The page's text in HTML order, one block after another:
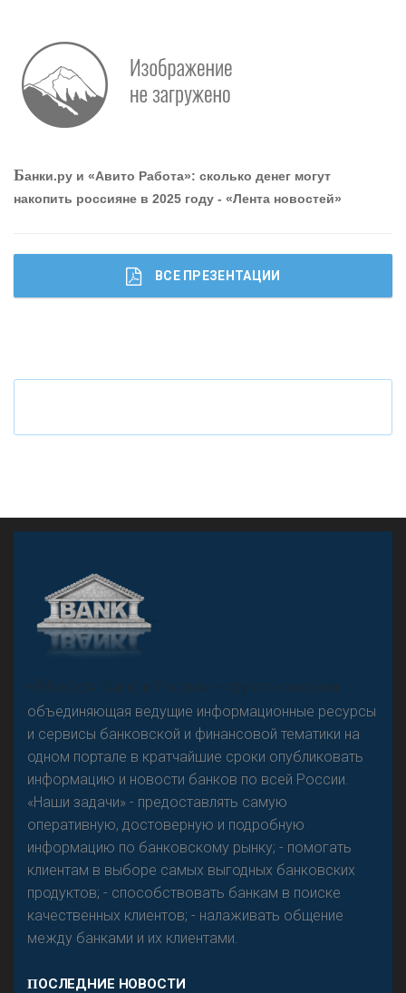
«ПРЕСС-СЛУЖБА ВТБ24»
«АВТОГРАДБАНК»
ОНАС
Банки.ру и «Авито Работа»: сколько денег могут
накопить россияне в 2025 году - «Лента новостей»
ВСЕ ПРЕЗЕНТАЦИИ
«Н
овости Банков России» – группа компаний,
объединяющая ведущие информационные ресурсы
и сервисы банковской и финансовой тематики на
одном портале в кратчайшие сроки опубликовать
информацию и новости банков по всей России.
«Наши задачи» - предоставлять самую
оперативную, достоверную и подробную
информацию по банковскому рынку; - помогать
клиентам в выборе самых выгодных банковских
продуктов; - способствовать банкам в поиске
качественных клиентов; - налаживать общение
между банками и их клиентами.
ПОСЛЕДНИЕ НОВОСТИ